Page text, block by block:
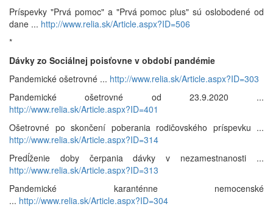
Príspevky "Prvá pomoc" a "Prvá pomoc plus" sú oslobodené od
dane ... http://www.relia.sk/Article.aspx?ID=506
*
Dávky zo Sociálnej poisťovne v období pandémie
Pandemické ošetrovné ... http://www.relia.sk/Article.aspx?ID=303
Pandemické ošetrovné od 23.9.2020 ...
http://www.relia.sk/Article.aspx?ID=401
Ošetrovné po skončení poberania rodičovského príspevku ...
http://www.relia.sk/Article.aspx?ID=314
Predĺženie doby čerpania dávky v nezamestnanosti ...
http://www.relia.sk/Article.aspx?ID=313
Pandemické karanténne nemocenské
... http://www.relia.sk/Article.aspx?ID=304